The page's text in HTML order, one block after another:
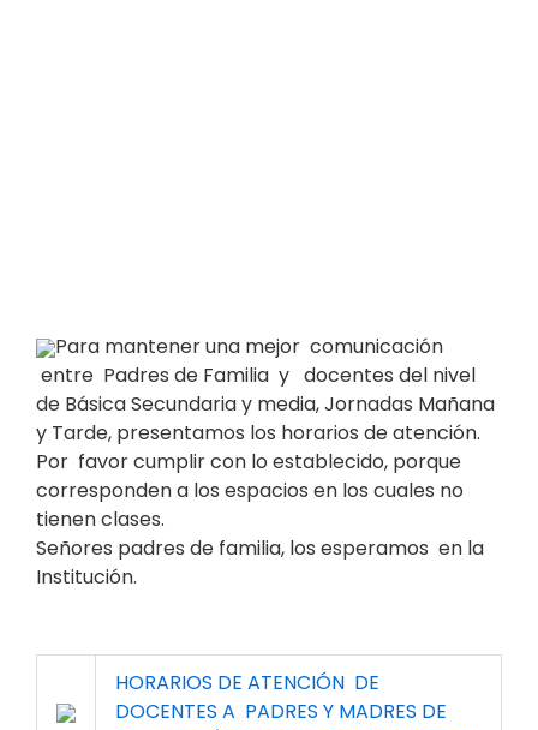
Para mantener una mejor comunicación
entre Padres de Familia y docentes del nivel
de Básica Secundaria y media, Jornadas Mañana
y Tarde, presentamos los horarios de atención.
Por favor cumplir con lo establecido, porque
corresponden a los espacios en los cuales no
tienen clases.
Señores padres de familia, los esperamos en la
Institución.
HORARIOS DE ATENCIÓN DE
DOCENTES A PADRES Y MADRES DE